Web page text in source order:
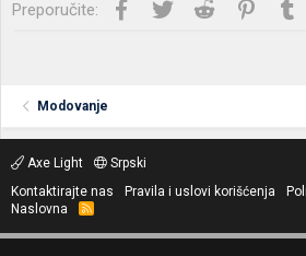
Preporučite: Facebook
Twitter Reddit
Modovanje
Axe Light
Srpski
Kontaktirajte nas
Pravila i uslovi korišćenja
Naslovna
R
S